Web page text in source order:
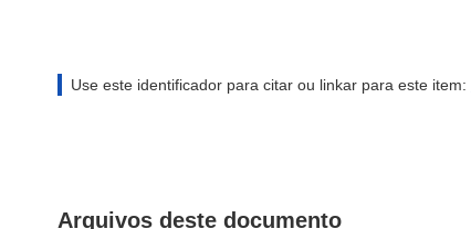
Use este identificador para citar ou linkar para este item:
Arquivos deste documento